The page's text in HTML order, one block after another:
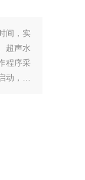
间，实
程序采
，功